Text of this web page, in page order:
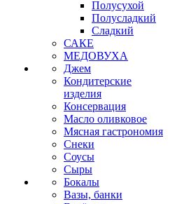
Полусухой
Полусладкий
Сладкий
САКЕ
МЕДОВУХА
Джем
Кондитерские
изделия
Консервация
Масло оливковое
Мясная гастрономия
Снеки
Соусы
Сыры
Бокалы
Вазы, банки